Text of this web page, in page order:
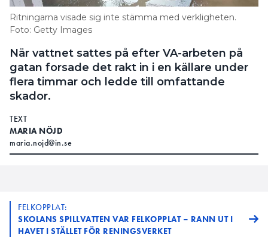
Ritningarna visade sig inte stämma med verkligheten.
Foto: Getty Images
När vattnet sattes på efter VA-arbeten på
gatan forsade det rakt in i en källare under
flera timmar och ledde till omfattande
skador.
TEXT
MARIA NÖJD
maria.nojd@in.se
FELKOPPLAT:
SKOLANS SPILLVATTEN VAR FELKOPPLAT – RANN UT I
HAVET I STÄLLET FÖR RENINGSVERKET